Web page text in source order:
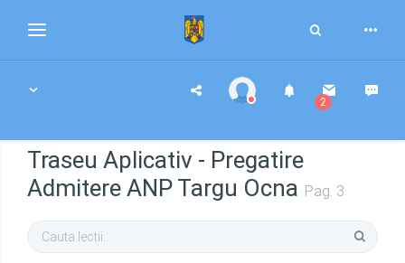
Toggle
navigation
Toggle
2
Traseu Aplicativ - Pregatire
Admitere ANP Targu Ocna Pag. 3